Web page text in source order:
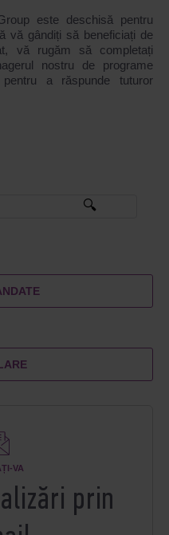
este deschisă pentru
vă gândiți să beneficiați de
vă rugăm să completați
nostru de programe
a răspunde tuturor
VA
prin